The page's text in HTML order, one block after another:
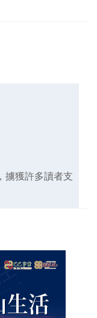
擄獲許多讀者支